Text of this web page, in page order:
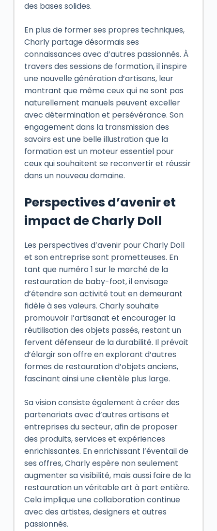
des bases solides.
En plus de former ses propres techniques,
Charly partage désormais ses
connaissances avec d’autres passionnés. À
travers des sessions de formation, il inspire
une nouvelle génération d’artisans, leur
montrant que même ceux qui ne sont pas
naturellement manuels peuvent exceller
avec détermination et persévérance. Son
engagement dans la transmission des
savoirs est une belle illustration que la
formation est un moteur essentiel pour
ceux qui souhaitent se reconvertir et réussir
dans un nouveau domaine.
Perspectives d’avenir et
impact de Charly Doll
Les perspectives d’avenir pour Charly Doll
et son entreprise sont prometteuses. En
tant que numéro 1 sur le marché de la
restauration de baby-foot, il envisage
d’étendre son activité tout en demeurant
fidèle à ses valeurs. Charly souhaite
promouvoir l’artisanat et encourager la
réutilisation des objets passés, restant un
fervent défenseur de la durabilité. Il prévoit
d’élargir son offre en explorant d’autres
formes de restauration d’objets anciens,
fascinant ainsi une clientèle plus large.
Sa vision consiste également à créer des
partenariats avec d’autres artisans et
entreprises du secteur, afin de proposer
des produits, services et expériences
enrichissantes. En enrichissant l’éventail de
ses offres, Charly espère non seulement
augmenter sa visibilité, mais aussi faire de la
restauration un véritable art à part entière.
Cela implique une collaboration continue
avec des artistes, designers et autres
passionnés.